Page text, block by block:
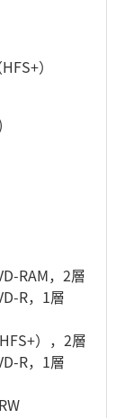
）
RAM，2層
R，1層
），2層
R，1層